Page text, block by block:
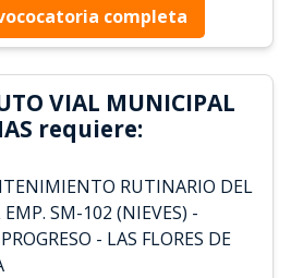
completa
VIAL MUNICIPAL
requiere:
RUTINARIO DEL
SM-102 (NIEVES) -
- LAS FLORES DE